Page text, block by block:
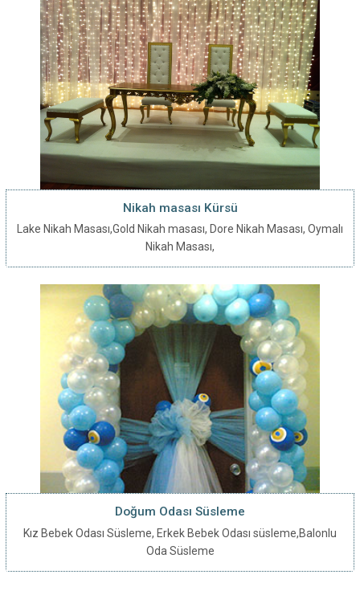
Nikah masası Kürsü
Lake Nikah Masası,Gold Nikah masası, Dore Nikah Masası, Oymalı
Nikah Masası,
Doğum Odası Süsleme
Kız Bebek Odası Süsleme, Erkek Bebek Odası süsleme,Balonlu
Oda Süsleme